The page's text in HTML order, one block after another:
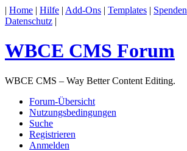
| Home | Hilfe | Add-Ons | Templates | Spenden
Datenschutz |
WBCE CMS Forum
WBCE CMS – Way Better Content Editing.
Forum-Übersicht
Nutzungsbedingungen
Suche
Registrieren
Anmelden